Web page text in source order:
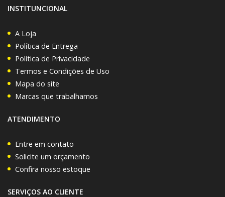
INSTITUNCIONAL
A Loja
Política de Entrega
Política de Privacidade
Termos e Condições de Uso
Mapa do site
Marcas que trabalhamos
ATENDIMENTO
Entre em contato
Solicite um orçamento
Confira nosso estoque
SERVIÇOS AO CLIENTE